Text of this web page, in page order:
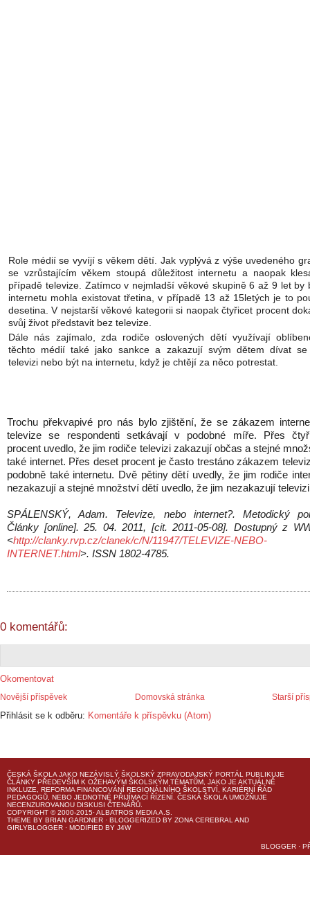
Role médií se vyvíjí s věkem dětí. Jak vyplývá z výše uvedeného
se vzrůstajícím věkem stoupá důležitost internetu a naopak
případě televize. Zatímco v nejmladší věkové skupině 6 až 9 let by
internetu mohla existovat třetina, v případě 13 až 15letých je to
desetina. V nejstarší věkové kategorii si naopak čtyřicet procent
svůj život představit bez televize.
Dále nás zajímalo, zda rodiče oslovených dětí využívají
těchto médií také jako sankce a zakazují svým dětem dívat
televizi nebo být na internetu, když je chtějí za něco potrestat.
Trochu překvapivé pro nás bylo zjištění, že se zákazem
televize se respondenti setkávají v podobné míře. Přes
procent uvedlo, že jim rodiče televizi zakazují občas a stejné
také internet. Přes deset procent je často trestáno zákazem
podobně také internetu. Dvě pětiny dětí uvedly, že jim rodiče
nezakazují a stejné množství dětí uvedlo, že jim nezakazují
SPÁLENSKÝ, Adam. Televize, nebo internet?. Metodický
Články [online]. 25. 04. 2011, [cit. 2011-05-08]. Dostupný z
<http://clanky.rvp.cz/clanek/c/N/11947/TELEVIZE-NEBO-
INTERNET.html>. ISSN 1802-4785.
0 komentářů:
Okomentovat
Novější příspěvek Starší
Domovská stránka
Přihlásit se k odběru: Komentáře k příspěvku (Atom)
ČESKÁ ŠKOLA JAKO NEZÁVISLÝ ŠKOLSKÝ ZPRAVODAJSKÝ PORTÁL PUBLIKUJE
ČLÁNKY PŘEDEVŠÍM K OŽEHAVÝM ŠKOLSKÝM TÉMATŮM, JAKO JE AKTUÁLNĚ
INKLUZE, REFORMA FINANCOVÁNÍ REGIONÁLNÍHO ŠKOLSTVÍ, KARIÉRNÍ ŘÁD
PEDAGOGŮ, NEBO JEDNOTNÉ PŘIJÍMACÍ ŘÍZENÍ. ČESKÁ ŠKOLA UMOŽŇUJE
NECENZUROVANOU DISKUSI ČTENÁŘŮ.
COPYRIGHT © 2000-2015· ALBATROS MEDIA A.S.
THEME BY BRIAN GARDNER · BLOGGERIZED BY ZONA CEREBRAL AND
GIRLYBLOGGER · MODIFIED BY J4W
BLOGGER ·